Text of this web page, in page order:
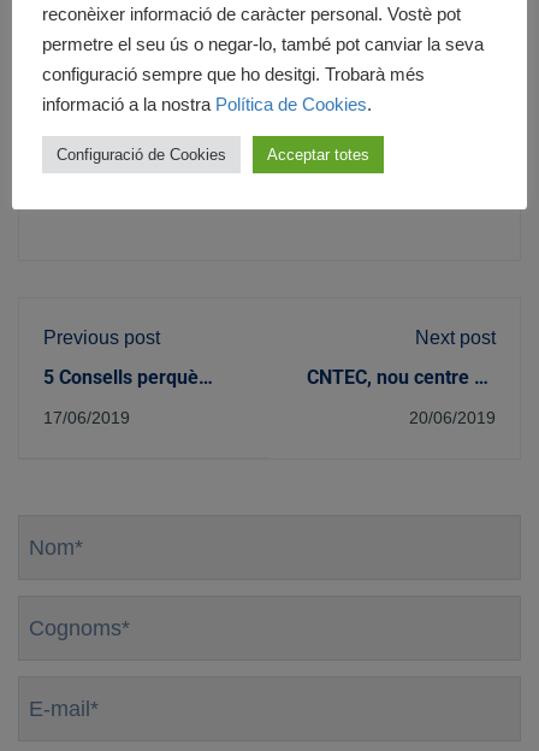
Previous post
5 Consells perquè
d'estudiant i tinguis
17/06/2019
Next post
CNTEC, nou centre de
de CEDESCA a Sevilla
20/06/2019
mail *
reconèixer informació de caràcter personal. Vostè pot
permetre el seu ús o negar-lo, també pot canviar la seva
configuració sempre que ho desitgi. Trobarà més
informació a la nostra Política de Cookies.
Configuració de Cookies Acceptar totes